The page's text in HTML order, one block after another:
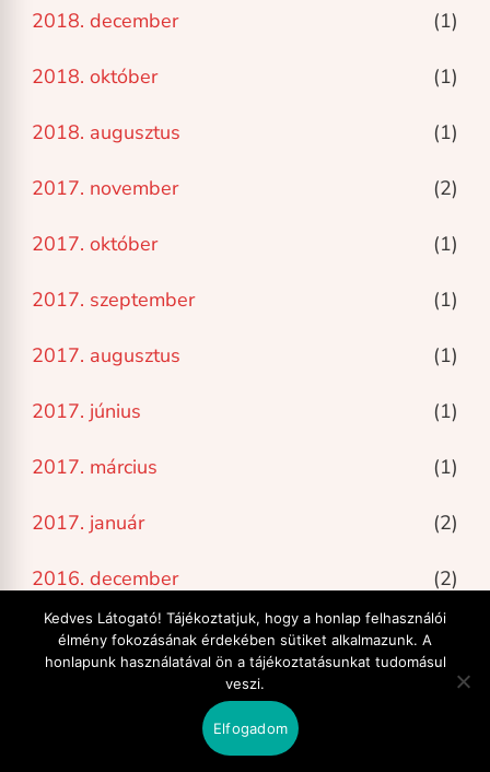
2018. december (1)
2018. október (1)
2018. augusztus (1)
2017. november (2)
2017. október (1)
2017. szeptember (1)
2017. augusztus (1)
2017. június (1)
2017. március (1)
2017. január (2)
2016. december (2)
Legutóbbi bejegyzések
Kedves Látogató! Tájékoztatjuk, hogy a honlap felhasználói
élmény fokozásának érdekében sütiket alkalmazunk. A
honlapunk használatával ön a tájékoztatásunkat tudomásul
veszi.
Elfogadom